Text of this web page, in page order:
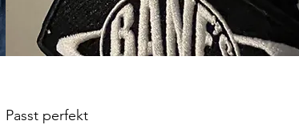
Passt perfekt